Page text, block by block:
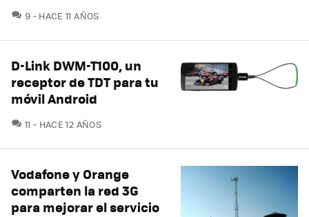
9 COMENTARIOS
HACE 11 AÑOS
D-Link DWM-T100, un
receptor de TDT para tu
móvil Android
11 COMENTARIOS
HACE 12 AÑOS
Vodafone y Orange
comparten la red 3G
para mejorar el servicio